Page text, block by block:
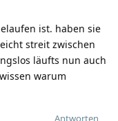
ist. haben sie
streit zwischen
läufts nun auch
warum
Antworten